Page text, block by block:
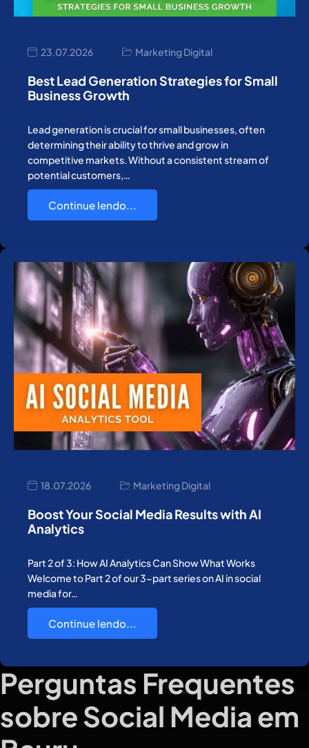
23.07.2026 Marketing Digital
Best Lead Generation Strategies for Small
Business Growth
Lead generation is crucial for small businesses, often
determining their ability to thrive and grow in
competitive markets. Without a consistent stream of
potential customers,…
Continue lendo...
18.07.2026 Marketing Digital
Boost Your Social Media Results with AI
Analytics
Part 2 of 3: How AI Analytics Can Show What Works
Welcome to Part 2 of our 3-part series on AI in social
media for…
Continue lendo...
Perguntas Frequentes
sobre Social Media em